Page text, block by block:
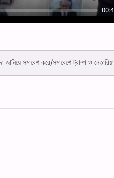
সমাবেশ করে/সমাবেশে ট্রাম্প ও